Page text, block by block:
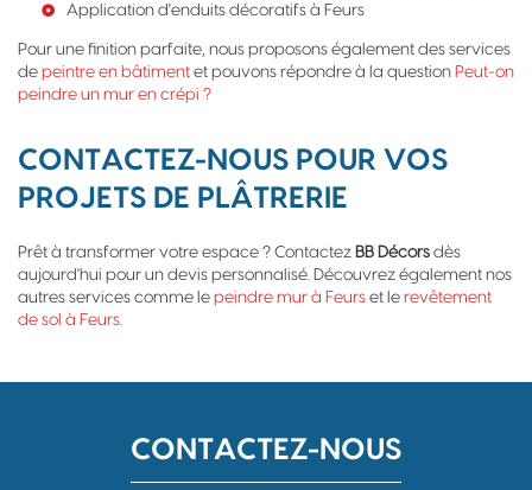
Application d'enduits décoratifs à Feurs
Pour une finition parfaite, nous proposons également des services
de peintre en bâtiment et pouvons répondre à la question Peut-on
peindre un mur en crépi ?
CONTACTEZ-NOUS POUR VOS
PROJETS DE PLÂTRERIE
Prêt à transformer votre espace ? Contactez BB Décors dès
aujourd'hui pour un devis personnalisé. Découvrez également nos
autres services comme le peindre mur à Feurs et le revêtement
de sol à Feurs.
CONTACTEZ-NOUS